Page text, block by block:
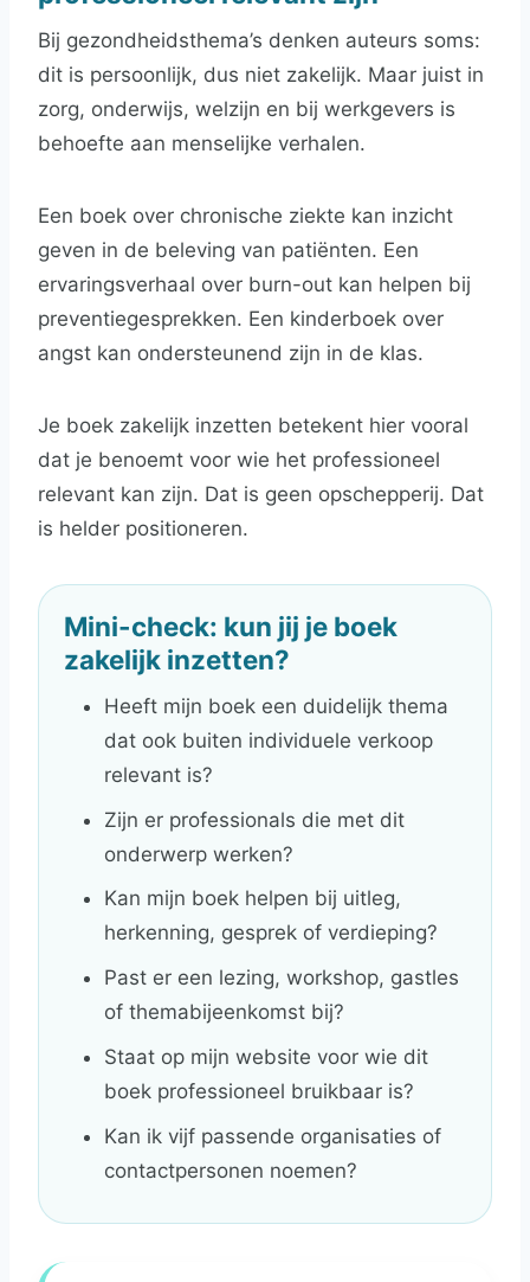
Bij gezondheidsthema’s denken auteurs soms:
dit is persoonlijk, dus niet zakelijk. Maar juist in
zorg, onderwijs, welzijn en bij werkgevers is
behoefte aan menselijke verhalen.
Een boek over chronische ziekte kan inzicht
geven in de beleving van patiënten. Een
ervaringsverhaal over burn-out kan helpen bij
preventiegesprekken. Een kinderboek over
angst kan ondersteunend zijn in de klas.
Je boek zakelijk inzetten betekent hier vooral
dat je benoemt voor wie het professioneel
relevant kan zijn. Dat is geen opschepperij. Dat
is helder positioneren.
Mini-check: kun jij je boek
zakelijk inzetten?
Heeft mijn boek een duidelijk thema
dat ook buiten individuele verkoop
relevant is?
Zijn er professionals die met dit
onderwerp werken?
Kan mijn boek helpen bij uitleg,
herkenning, gesprek of verdieping?
Past er een lezing, workshop, gastles
of themabijeenkomst bij?
Staat op mijn website voor wie dit
boek professioneel bruikbaar is?
Kan ik vijf passende organisaties of
contactpersonen noemen?